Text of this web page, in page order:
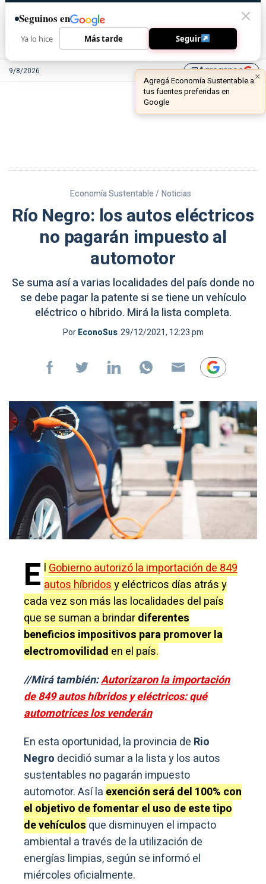
9/8/2026 library_addAgreganos
Economía Sustentable / Noticias
Río Negro: los autos eléctricos
no pagarán impuesto al
automotor
Se suma así a varias localidades del país donde no
se debe pagar la patente si se tiene un vehículo
eléctrico o híbrido. Mirá la lista completa.
PorEconoSus 29/12/2021, 12:23 pm
E lGobierno autorizó la importación de 849
autos híbridosy eléctricos días atrás y
cada vez son más las localidades del país
que se suman a brindardiferentes
beneficios impositivos para promover la
electromovilidad en el país.
//Mirá también:Autorizaron la importación
de 849 autos híbridos y eléctricos: qué
automotrices los venderán
En esta oportunidad, la provincia de Rio
Negro decidió sumar a la lista y los autos
sustentables no pagarán impuesto
automotor. Así la exención será del 100% con
el objetivo de fomentar el uso de este tipo
de vehículos que disminuyen el impacto
ambiental a través de la utilización de
energías limpias, según se informó el
miércoles oficialmente.
Seguinos en
Ya lo hice Más tarde Seguir